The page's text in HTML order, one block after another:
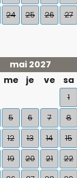
24 25 26 27
mai 2027
me je ve sa
1
5 6 7 8
12 13 14 15
19 20 21 22